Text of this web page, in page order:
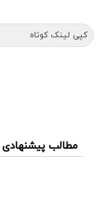
کپی لینک کوتاه
مطالب پیشنهادی